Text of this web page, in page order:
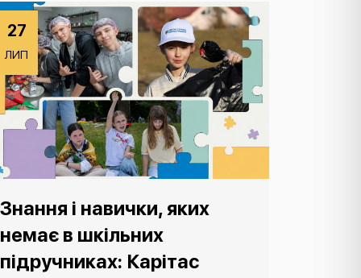
27
ЛИП
Знання і навички, яких
немає в шкільних
підручниках: Карітас